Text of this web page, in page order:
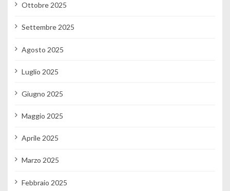
Ottobre 2025
Settembre 2025
Agosto 2025
Luglio 2025
Giugno 2025
Maggio 2025
Aprile 2025
Marzo 2025
Febbraio 2025